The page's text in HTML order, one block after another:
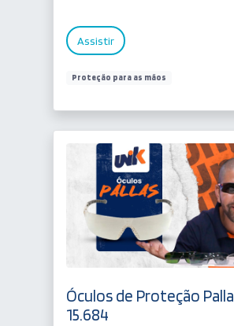
Assistir
Proteção para as mãos
Óculos de Proteção
15.684